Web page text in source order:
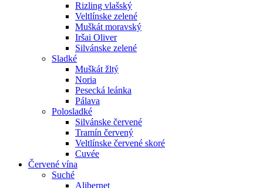
Rizling vlašský
Veltlínske zelené
Muškát moravský
Iršai Oliver
Silvánske zelené
Sladké
Muškát žltý
Noria
Pesecká leánka
Pálava
Polosladké
Silvánske červené
Tramín červený
Veltlínske červené skoré
Cuvée
Červené vína
Suché
Alibernet